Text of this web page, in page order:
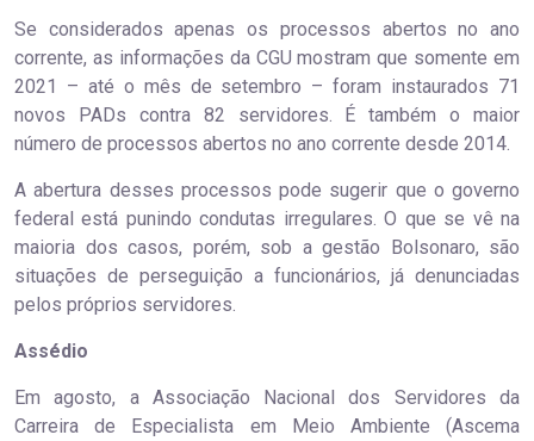
Se considerados apenas os processos abertos no ano
corrente, as informações da CGU mostram que somente em
2021 – até o mês de setembro – foram instaurados 71
novos PADs contra 82 servidores. É também o maior
número de processos abertos no ano corrente desde 2014.
A abertura desses processos pode sugerir que o governo
federal está punindo condutas irregulares. O que se vê na
maioria dos casos, porém, sob a gestão Bolsonaro, são
situações de perseguição a funcionários, já denunciadas
pelos próprios servidores.
Assédio
Em agosto, a Associação Nacional dos Servidores da
Carreira de Especialista em Meio Ambiente (Ascema